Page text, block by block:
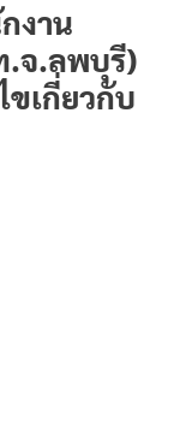
งาน
.จ.ลพบุรี)
ขเกี่ยวกับ